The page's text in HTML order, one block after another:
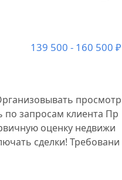
139 500 - 160 500 ₽
просмотр
запросам клиента Пр
оценку недвижи
сделки! Требовани